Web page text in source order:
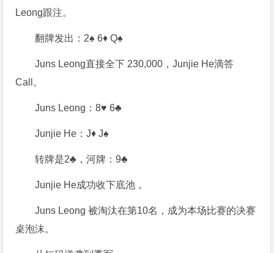
Leong跟注。
翻牌发出：2♠ 6♦ Q♠
Juns Leong直接全下 230,000，Junjie He滴答
Call。
Juns Leong：8♥ 6♣
Junjie He：J♦ J♠
转牌是2♣，河牌：9♣
Junjie He成功收下底池，
Juns Leong 被淘汰在第10名，成为本场比赛的决赛
桌泡沫。